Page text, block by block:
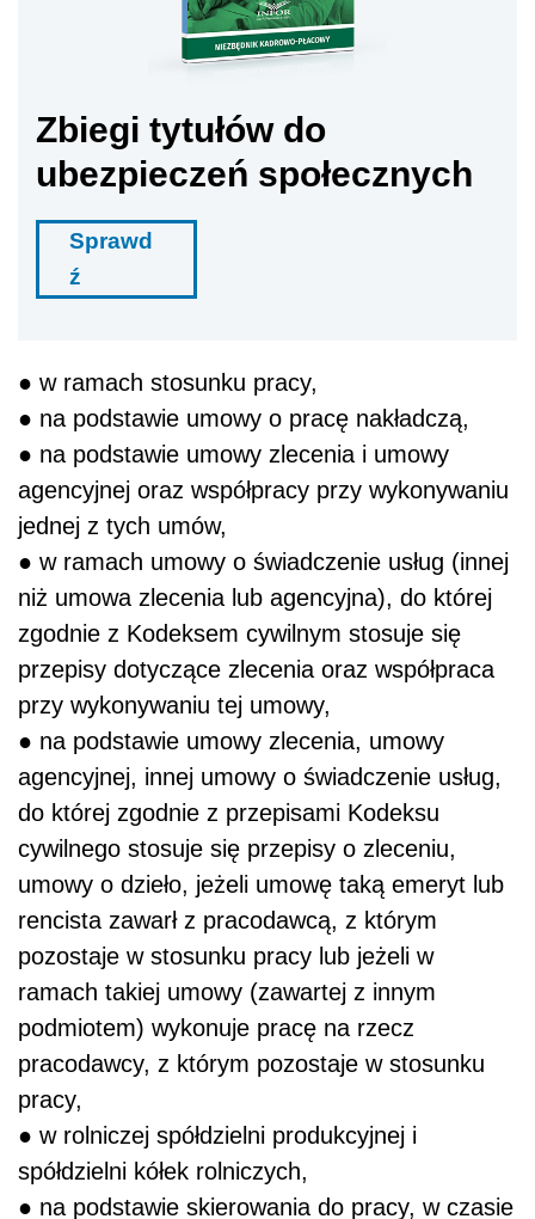
Zbiegi tytułów do
ubezpieczeń społecznych
Sprawd
ź
● w ramach stosunku pracy,
● na podstawie umowy o pracę nakładczą,
● na podstawie umowy zlecenia i umowy
agencyjnej oraz współpracy przy wykonywaniu
jednej z tych umów,
● w ramach umowy o świadczenie usług (innej
niż umowa zlecenia lub agencyjna), do której
zgodnie z Kodeksem cywilnym stosuje się
przepisy dotyczące zlecenia oraz współpraca
przy wykonywaniu tej umowy,
● na podstawie umowy zlecenia, umowy
agencyjnej, innej umowy o świadczenie usług,
do której zgodnie z przepisami Kodeksu
cywilnego stosuje się przepisy o zleceniu,
umowy o dzieło, jeżeli umowę taką emeryt lub
rencista zawarł z pracodawcą, z którym
pozostaje w stosunku pracy lub jeżeli w
ramach takiej umowy (zawartej z innym
podmiotem) wykonuje pracę na rzecz
pracodawcy, z którym pozostaje w stosunku
pracy,
● w rolniczej spółdzielni produkcyjnej i
spółdzielni kółek rolniczych,
● na podstawie skierowania do pracy, w czasie